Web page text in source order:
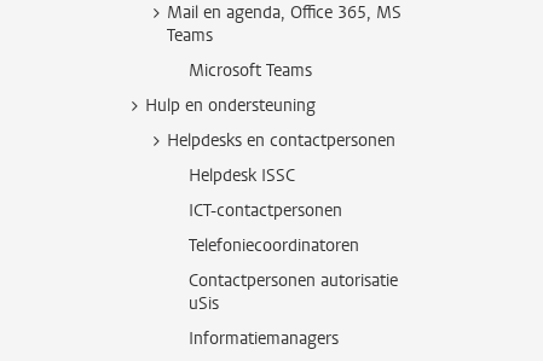
Mail en agenda, Office 365, MS
Teams
Microsoft Teams
Hulp en ondersteuning
Helpdesks en contactpersonen
Helpdesk ISSC
ICT-contactpersonen
Telefoniecoordinatoren
Contactpersonen autorisatie
uSis
Informatiemanagers